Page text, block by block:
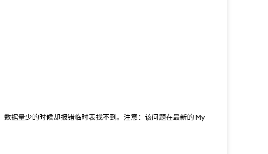
数据量少的时候却报错临时表找不到。注意：该问题在最新的 My